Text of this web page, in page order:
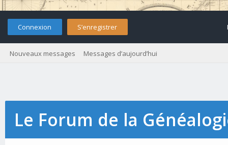
Connexion S’enregistrer
Nouveaux messages Messages d’aujourd’hui
Le Forum de la